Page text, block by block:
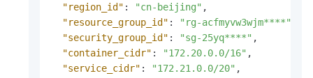
"region_id" : "cn-beijing" ,
"resource_group_id" : "rg-acfmyvw3wjm****"
"security_group_id" : "sg-25yq****" ,
"container_cidr" : "172.20.0.0/16" ,
"service_cidr" : "172.21.0.0/20" ,